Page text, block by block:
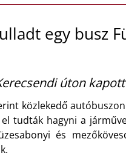
egy busz
úton
közlekedő
tudták hagyni a
és